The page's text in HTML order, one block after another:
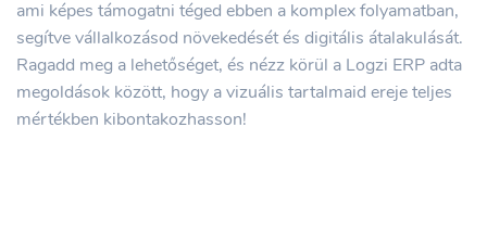
ami képes támogatni téged ebben a komplex folyamatban,
segítve vállalkozásod növekedését és digitális átalakulását.
Ragadd meg a lehetőséget, és nézz körül a Logzi ERP adta
megoldások között, hogy a vizuális tartalmaid ereje teljes
mértékben kibontakozhasson!